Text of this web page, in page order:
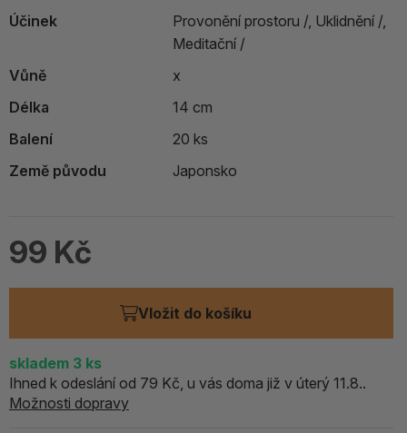
Účinek
Provonění prostoru /, Uklidnění /,
Meditační /
Vůně
x
Délka
14 cm
Balení
20 ks
Země původu
Japonsko
99 Kč
Vložit do košíku
skladem 3 ks
Ihned k odeslání od 79 Kč, u vás doma již v úterý 11.8..
Možnosti dopravy